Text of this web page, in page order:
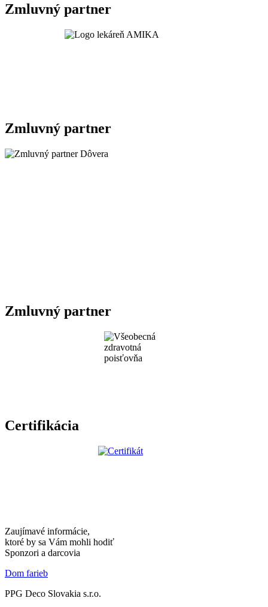
Zmluvný partner
Zmluvný partner
Zmluvný partner
Certifikácia
Zaujímavé informácie,
ktoré by sa Vám mohli hodiť
Sponzori a darcovia
Dom farieb
PPG Deco Slovakia s.r.o.